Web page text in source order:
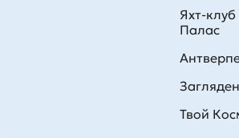
Яхт-
Палас
Твой